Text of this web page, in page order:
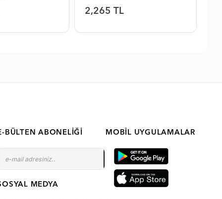
2,265 TL
BÜLTEN ABONELIĞI
MEDYA
MOBIL UYGULAMALAR